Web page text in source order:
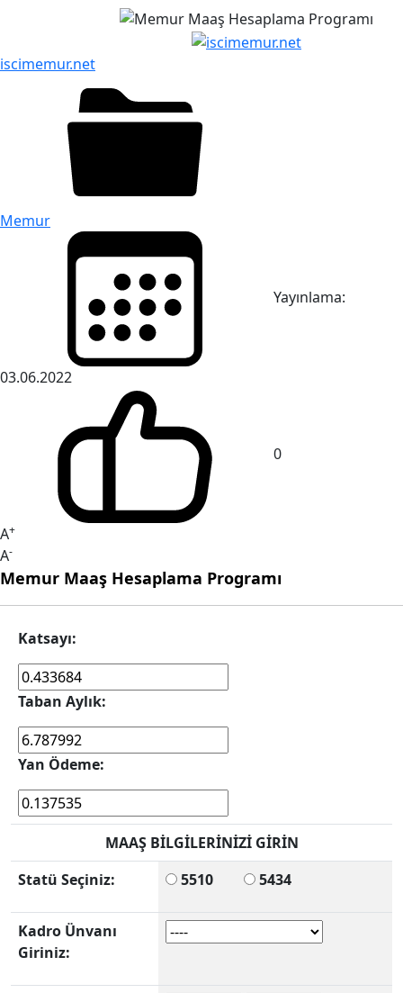
iscimemur.net
Memur
Yayınlama:
03.06.2022
0
A+
A-
Memur Maaş Hesaplama Programı
Katsayı:
Taban Aylık:
Yan Ödeme:
MAAŞ BİLGİLERİNİZİ GİRİN
Statü Seçiniz:
5510 5434
Kadro Ünvanı
Giriniz: